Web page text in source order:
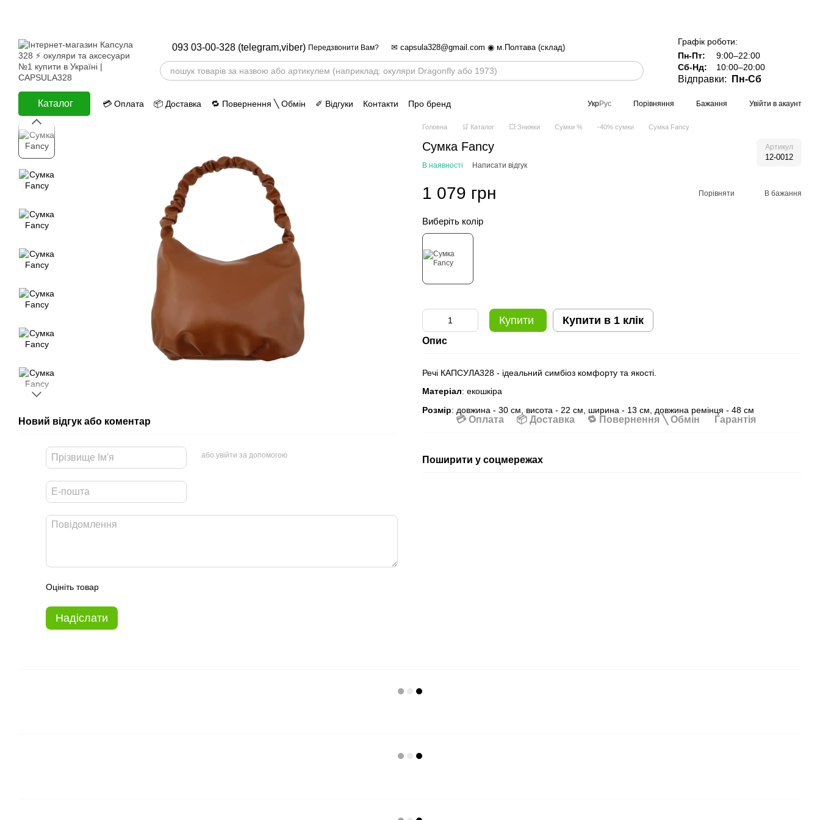
093 03-00-328 (telegram,viber) Передзвонити Вам? ✉ capsula328@gmail.com ◉ м.Полтава (склад)
Графік роботи:
Пн-Пт:
9:00–22:00
Сб-Нд:
10:00–20:00
Відправки: Пн-Сб
Каталог 💳 Оплата 📦 Доставка 🔁 Повернення ╲ Обмін ✐ Відгуки Контакти
Про бренд
УкрРус Порівняння Бажання Увійти в акаунт
Новий відгук або коментар
або увійти за допомогою
Оцініть товар
Надіслати
Головна 🛒 Каталог 💥 Знижки Cумки % -40% сумки Сумка Fancy
Сумка Fancy Артикул
12-0012
В наявності Написати відгук
1 079 грн Порівняти В бажання
Виберіть колір
Купити Купити в 1 клік
Опис
Речі КАПСУЛА328 - ідеальний симбіоз комфорту та якості.
Матеріал: екошкіра
Розмір: довжина - 30 см, висота - 22 см, ширина - 13 см, довжина ремінця - 48 см
💳 Оплата 📦 Доставка 🔁 Повернення ╲ Обмін Гарантія
Поширити у соцмережах